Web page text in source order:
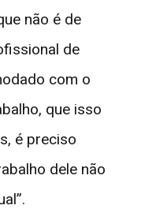
não é de
de
com o
que isso
é preciso
dele não